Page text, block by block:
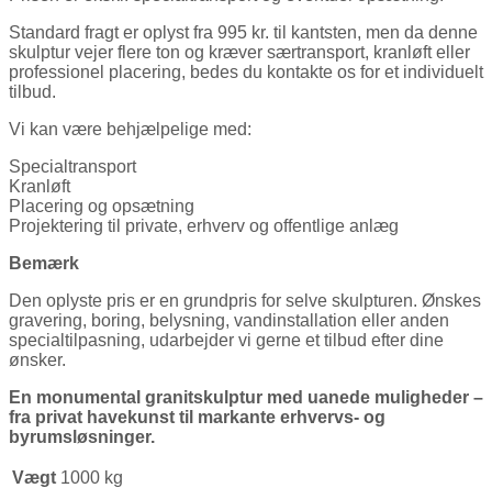
Standard fragt er oplyst fra 995 kr. til kantsten, men da denne
skulptur vejer flere ton og kræver særtransport, kranløft eller
professionel placering, bedes du kontakte os for et individuelt
tilbud.
Vi kan være behjælpelige med:
Specialtransport
Kranløft
Placering og opsætning
Projektering til private, erhverv og offentlige anlæg
Bemærk
Den oplyste pris er en grundpris for selve skulpturen. Ønskes
gravering, boring, belysning, vandinstallation eller anden
specialtilpasning, udarbejder vi gerne et tilbud efter dine
ønsker.
En monumental granitskulptur med uanede muligheder –
fra privat havekunst til markante erhvervs- og
byrumsløsninger.
Vægt 1000 kg